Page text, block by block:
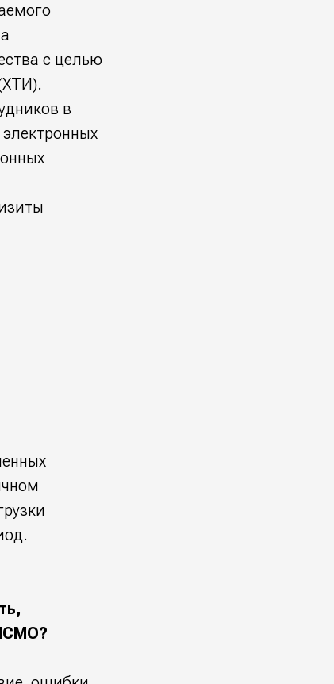
с целью
в